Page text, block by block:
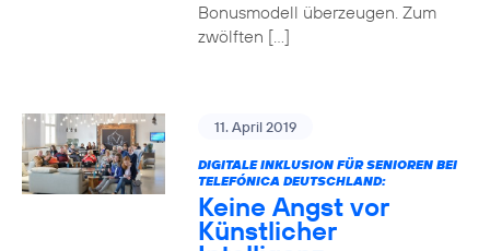
Bonusmodell überzeugen. Zum
zwölften […]
11. April 2019
DIGITALE INKLUSION FÜR SENIOREN BEI
TELEFÓNICA DEUTSCHLAND:
Keine Angst vor
Künstlicher